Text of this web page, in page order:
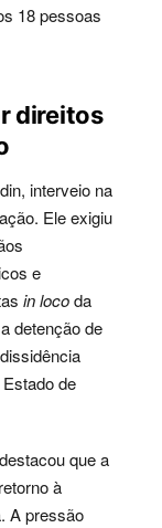
18 pessoas
direitos
interveio na
Ele exigiu
e
in locoda
detenção de
de
que a
à
A pressão